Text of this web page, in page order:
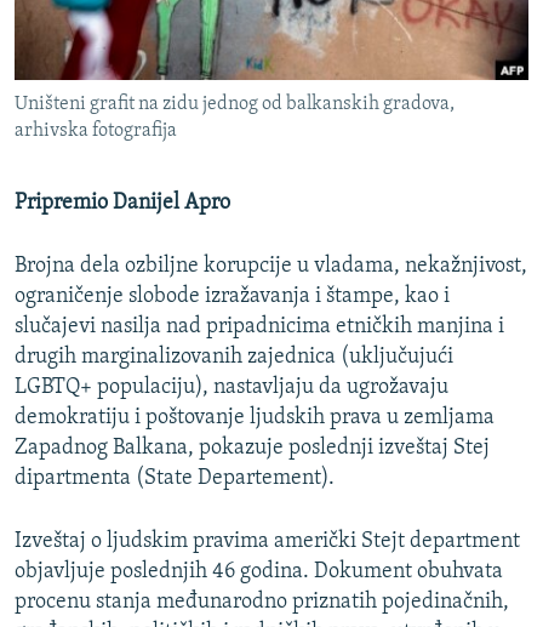
VIŠE OD NASLOVA
GENOCID U SREBRENICI
POPLAVE I KLIZIŠTA U BIH 2024.
POST SCRIPTUM
MOJA EVROPA
TRI DECENIJE OD RATA U BIH
SVE KARTE DEJTONA
NASTANAK I RASPAD JUGOSLAVIJE
PRATITE NAS
Uništeni grafit na zidu jednog od balkanskih gradova,
arhivska fotografija
Pripremio Danijel Apro
Brojna dela ozbiljne korupcije u vladama, nekažnjivost,
ograničenje slobode izražavanja i štampe, kao i
slučajevi nasilja nad pripadnicima etničkih manjina i
drugih marginalizovanih zajednica (uključujući
LGBTQ+ populaciju), nastavljaju da ugrožavaju
demokratiju i poštovanje ljudskih prava u zemljama
Zapadnog Balkana, pokazuje poslednji izveštaj Stej
dipartmenta (State Departement).
Izveštaj o ljudskim pravima američki Stejt department
objavljuje poslednjih 46 godina. Dokument obuhvata
procenu stanja međunarodno priznatih pojedinačnih,